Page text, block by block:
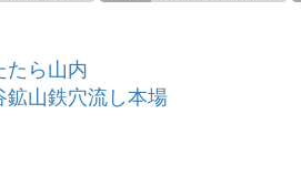
たら山内
鉱山鉄穴流し本場